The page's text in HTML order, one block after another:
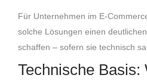
Für Unternehmen im E-
solche Lösungen einen
schaffen – sofern sie technisch
Technische Basis: